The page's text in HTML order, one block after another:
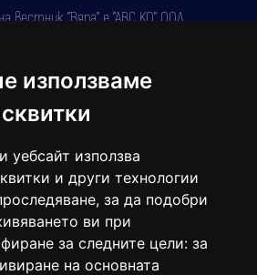
използваме
уебсайт използва
и други технологии
за да подобри
ви при
за следните цели: за
на основната
вестник "Вяра" е "АВС КО" ООД,
година.
43